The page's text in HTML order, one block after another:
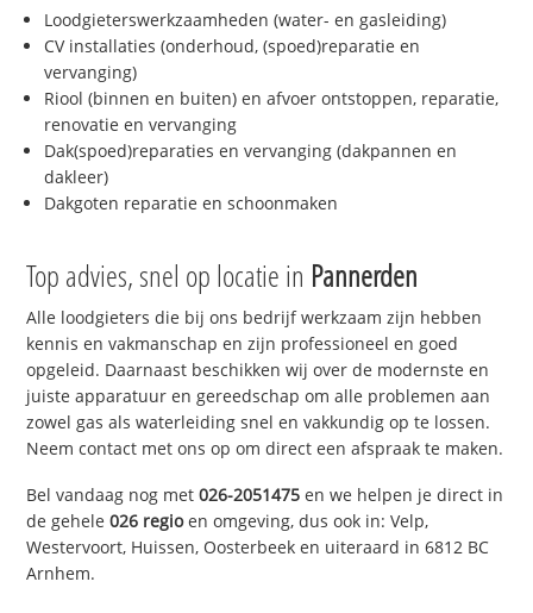
Loodgieterswerkzaamheden (water- en gasleiding)
CV installaties (onderhoud, (spoed)reparatie en
vervanging)
Riool (binnen en buiten) en afvoer ontstoppen, reparatie,
renovatie en vervanging
Dak(spoed)reparaties en vervanging (dakpannen en
dakleer)
Dakgoten reparatie en schoonmaken
Top advies, snel op locatie in Pannerden
Alle loodgieters die bij ons bedrijf werkzaam zijn hebben
kennis en vakmanschap en zijn professioneel en goed
opgeleid. Daarnaast beschikken wij over de modernste en
juiste apparatuur en gereedschap om alle problemen aan
zowel gas als waterleiding snel en vakkundig op te lossen.
Neem contact met ons op om direct een afspraak te maken.
Bel vandaag nog met026-2051475 en we helpen je direct in
de gehele026 regioen omgeving, dus ook in: Velp,
Westervoort, Huissen, Oosterbeek en uiteraard in 6812 BC
Arnhem.